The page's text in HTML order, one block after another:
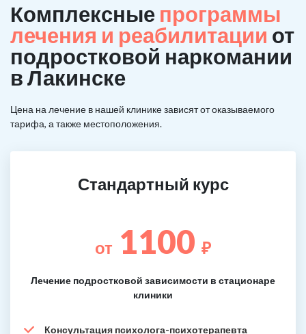
Комплексные программы
лечения и реабилитации от
подростковой наркомании
в Лакинске
Цена на лечение в нашей клинике зависят от оказываемого
тарифа, а также местоположения.
Стандартный курс
от 1100 ₽
Лечение подростковой зависимости в стационаре
клиники
Консультация психолога-психотерапевта